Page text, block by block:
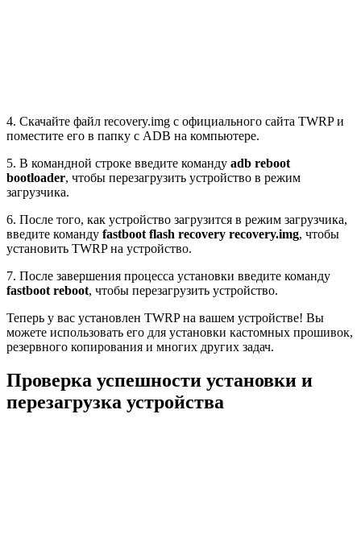
4. Скачайте файл recovery.img с официального сайта TWRP и
поместите его в папку с ADB на компьютере.
5. В командной строке введите команду adb reboot
bootloader, чтобы перезагрузить устройство в режим
загрузчика.
6. После того, как устройство загрузится в режим загрузчика,
введите команду fastboot flash recovery recovery.img, чтобы
установить TWRP на устройство.
7. После завершения процесса установки введите команду
fastboot reboot, чтобы перезагрузить устройство.
Теперь у вас установлен TWRP на вашем устройстве! Вы
можете использовать его для установки кастомных прошивок,
резервного копирования и многих других задач.
Проверка успешности установки и
перезагрузка устройства